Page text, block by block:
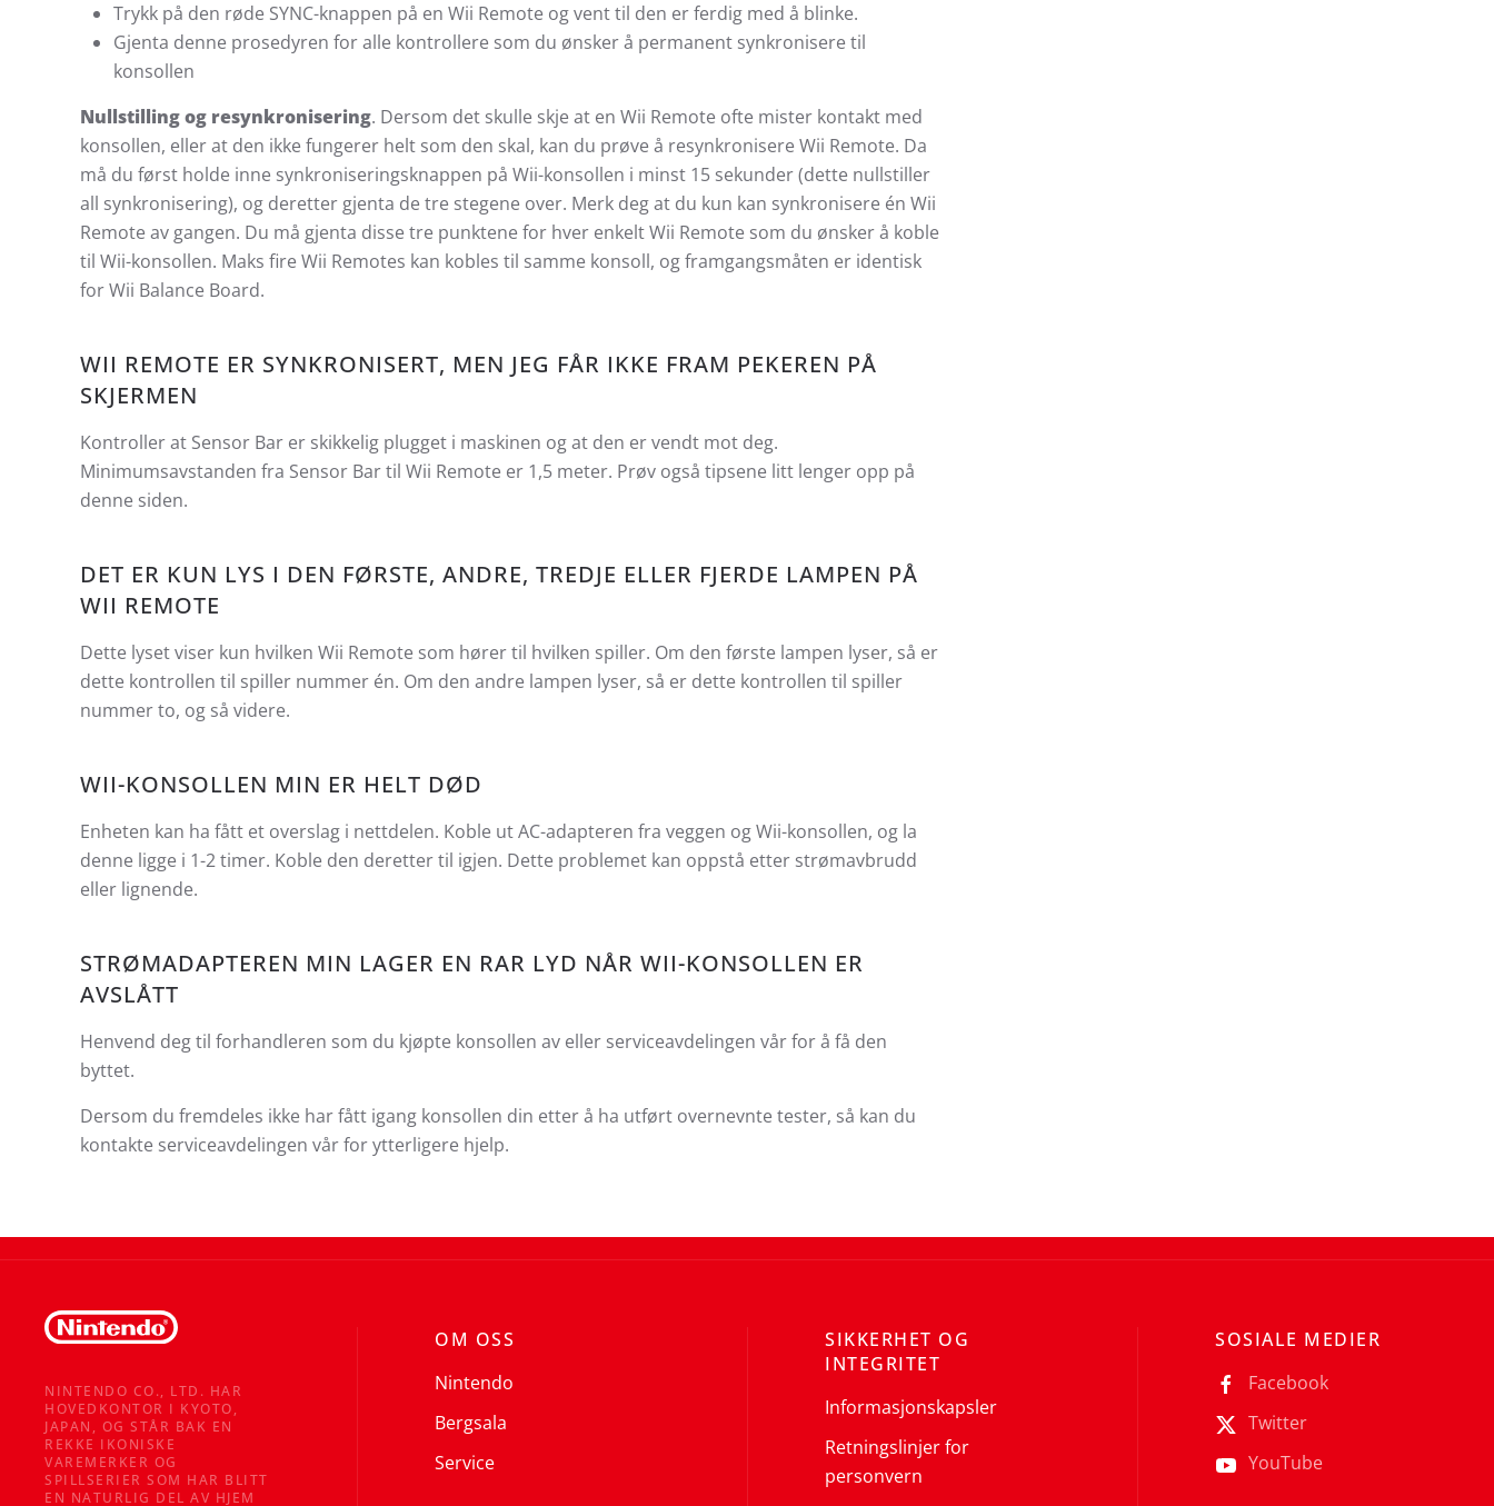
Trykk på den røde SYNC-knappen på en Wii Remote og vent til den er ferdig med å blinke.
Gjenta denne prosedyren for alle kontrollere som du ønsker å permanent synkronisere til
konsollen
Nullstilling og resynkronisering. Dersom det skulle skje at en Wii Remote ofte mister kontakt med
konsollen, eller at den ikke fungerer helt som den skal, kan du prøve å resynkronisere Wii Remote. Da
må du først holde inne synkroniseringsknappen på Wii-konsollen i minst 15 sekunder (dette nullstiller
all synkronisering), og deretter gjenta de tre stegene over. Merk deg at du kun kan synkronisere én Wii
Remote av gangen. Du må gjenta disse tre punktene for hver enkelt Wii Remote som du ønsker å koble
til Wii-konsollen. Maks fire Wii Remotes kan kobles til samme konsoll, og framgangsmåten er identisk
for Wii Balance Board.
WII REMOTE ER SYNKRONISERT, MEN JEG FÅR IKKE FRAM PEKEREN PÅ
SKJERMEN
Kontroller at Sensor Bar er skikkelig plugget i maskinen og at den er vendt mot deg.
Minimumsavstanden fra Sensor Bar til Wii Remote er 1,5 meter. Prøv også tipsene litt lenger opp på
denne siden.
DET ER KUN LYS I DEN FØRSTE, ANDRE, TREDJE ELLER FJERDE LAMPEN PÅ
WII REMOTE
Dette lyset viser kun hvilken Wii Remote som hører til hvilken spiller. Om den første lampen lyser, så er
dette kontrollen til spiller nummer én. Om den andre lampen lyser, så er dette kontrollen til spiller
nummer to, og så videre.
WII-KONSOLLEN MIN ER HELT DØD
Enheten kan ha fått et overslag i nettdelen. Koble ut AC-adapteren fra veggen og Wii-konsollen, og la
denne ligge i 1-2 timer. Koble den deretter til igjen. Dette problemet kan oppstå etter strømavbrudd
eller lignende.
STRØMADAPTEREN MIN LAGER EN RAR LYD NÅR WII-KONSOLLEN ER
AVSLÅTT
Henvend deg til forhandleren som du kjøpte konsollen av eller serviceavdelingen vår for å få den
byttet.
Dersom du fremdeles ikke har fått igang konsollen din etter å ha utført overnevnte tester, så kan du
kontakte serviceavdelingen vår for ytterligere hjelp.
NINTENDO CO., LTD. HAR
HOVEDKONTOR I KYOTO,
JAPAN, OG STÅR BAK EN
REKKE IKONISKE
VAREMERKER OG
SPILLSERIER SOM HAR BLITT
EN NATURLIG DEL AV HJEM
OM OSS
Nintendo
Bergsala
Service
SIKKERHET OG
INTEGRITET
Informasjonskapsler
Retningslinjer for
personvern
SOSIALE MEDIER
Facebook
Twitter
YouTube